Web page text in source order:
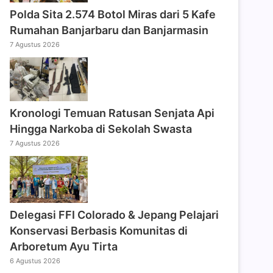
Polda Sita 2.574 Botol Miras dari 5 Kafe
Rumahan Banjarbaru dan Banjarmasin
7 Agustus 2026
Kronologi Temuan Ratusan Senjata Api
Hingga Narkoba di Sekolah Swasta
7 Agustus 2026
Delegasi FFI Colorado & Jepang Pelajari
Konservasi Berbasis Komunitas di
Arboretum Ayu Tirta
6 Agustus 2026